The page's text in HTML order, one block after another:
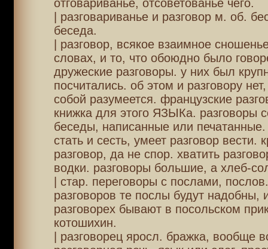
отговариванье, отсоветованье чего.
| разговариванье и разговор м. об.
беседа.
| разговор, всякое взаимное
словах, и то, что обоюдно было
дружеские разговоры. у них был
посчитались. об этом и разговору
собой разумеется. французские
книжка для этого ЯЗЫКа. разговоры
беседы, написанные или печатанные.
стать и сесть, умеет разговор вести.
разговор, да не спор. хватить
водки. разговоры большие, а хлеб-
| стар. переговоры с послами,
разговоров те послы будут надобны,
разговорех бывают в посольском
котошихин.
| разговорец яросл. бражка, вообще